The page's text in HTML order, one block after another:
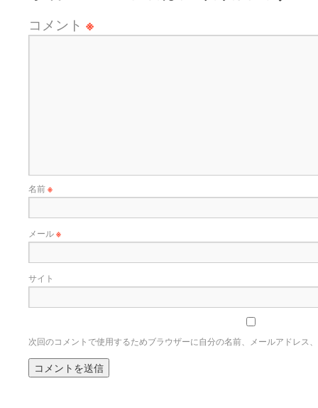
コメント ※
名前※
メール※
サイト
次回のコメントで使用するためブラウザーに自分の名前、メールアドレス